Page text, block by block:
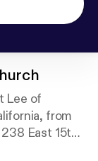
Lee of
from
East 15th